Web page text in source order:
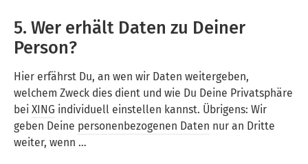
5. Wer erhält Daten zu Deiner
Person?
Hier erfährst Du, an wen wir Daten weitergeben,
welchem Zweck dies dient und wie Du Deine Privatsphäre
beiXING individuell einstellen kannst. Übrigens: Wir
geben Deine personenbezogenen Daten nur an Dritte
weiter, wenn …